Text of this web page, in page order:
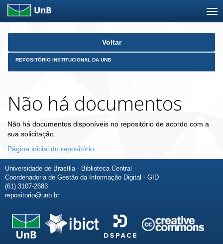
Skip
Voltar
REPOSITÓRIO INSTITUCIONAL DA UNB
Não há documentos
Não há documentos disponíveis no repositório de acordo com a
sua solicitação.
Página inicial do repositório
Universidade de Brasília - Biblioteca Central
Coordenadoria de Gestão da Informação Digital - GID
(61) 3107-2683
repositorio@unb.br